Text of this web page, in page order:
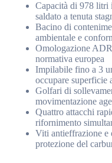
Capacità di 978 litri
saldato a tenuta
Bacino di
ambientale e
Omologazione
normativa europea
Impilabile fino a 3
occupare superficie
Golfari di
movimentazione
Quattro attacchi
rifornimento
Viti antieffrazione e
protezione del